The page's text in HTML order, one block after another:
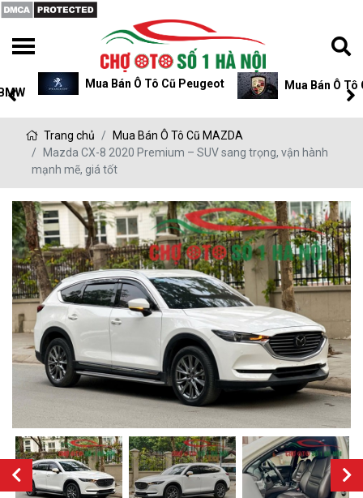
Mua Bán Ô Tô Cũ Peugeot Mua Bán Ô Tô Cũ
Trang chủ
Mua Bán Ô Tô Cũ MAZDA
Mazda CX-8 2020 Premium – SUV sang trọng, vận hành
mạnh mẽ, giá tốt